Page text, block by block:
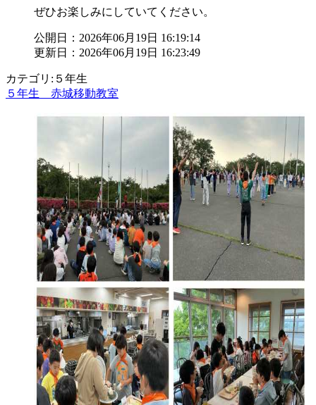
ぜひお楽しみにしていてください。
公開日：2026年06月19日 16:19:14
更新日：2026年06月19日 16:23:49
カテゴリ:５年生
５年生 赤城移動教室